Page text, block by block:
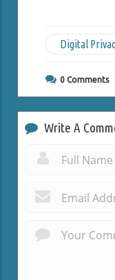
Digital
0 Comments
Write A